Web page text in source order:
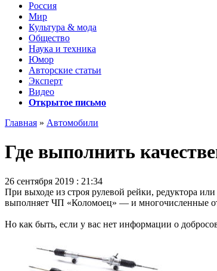
Россия
Мир
Культура & мода
Общество
Наука и техника
Юмор
Авторские статьи
Эксперт
Видео
Открытое письмо
Главная » Автомобили
Где выполнить
26 сентября 2019 : 21:34
При выходе из строя рулевой рейки, редуктора
выполняет ЧП «Коломоец» — и многочисленные
Но как быть, если у вас нет информации о